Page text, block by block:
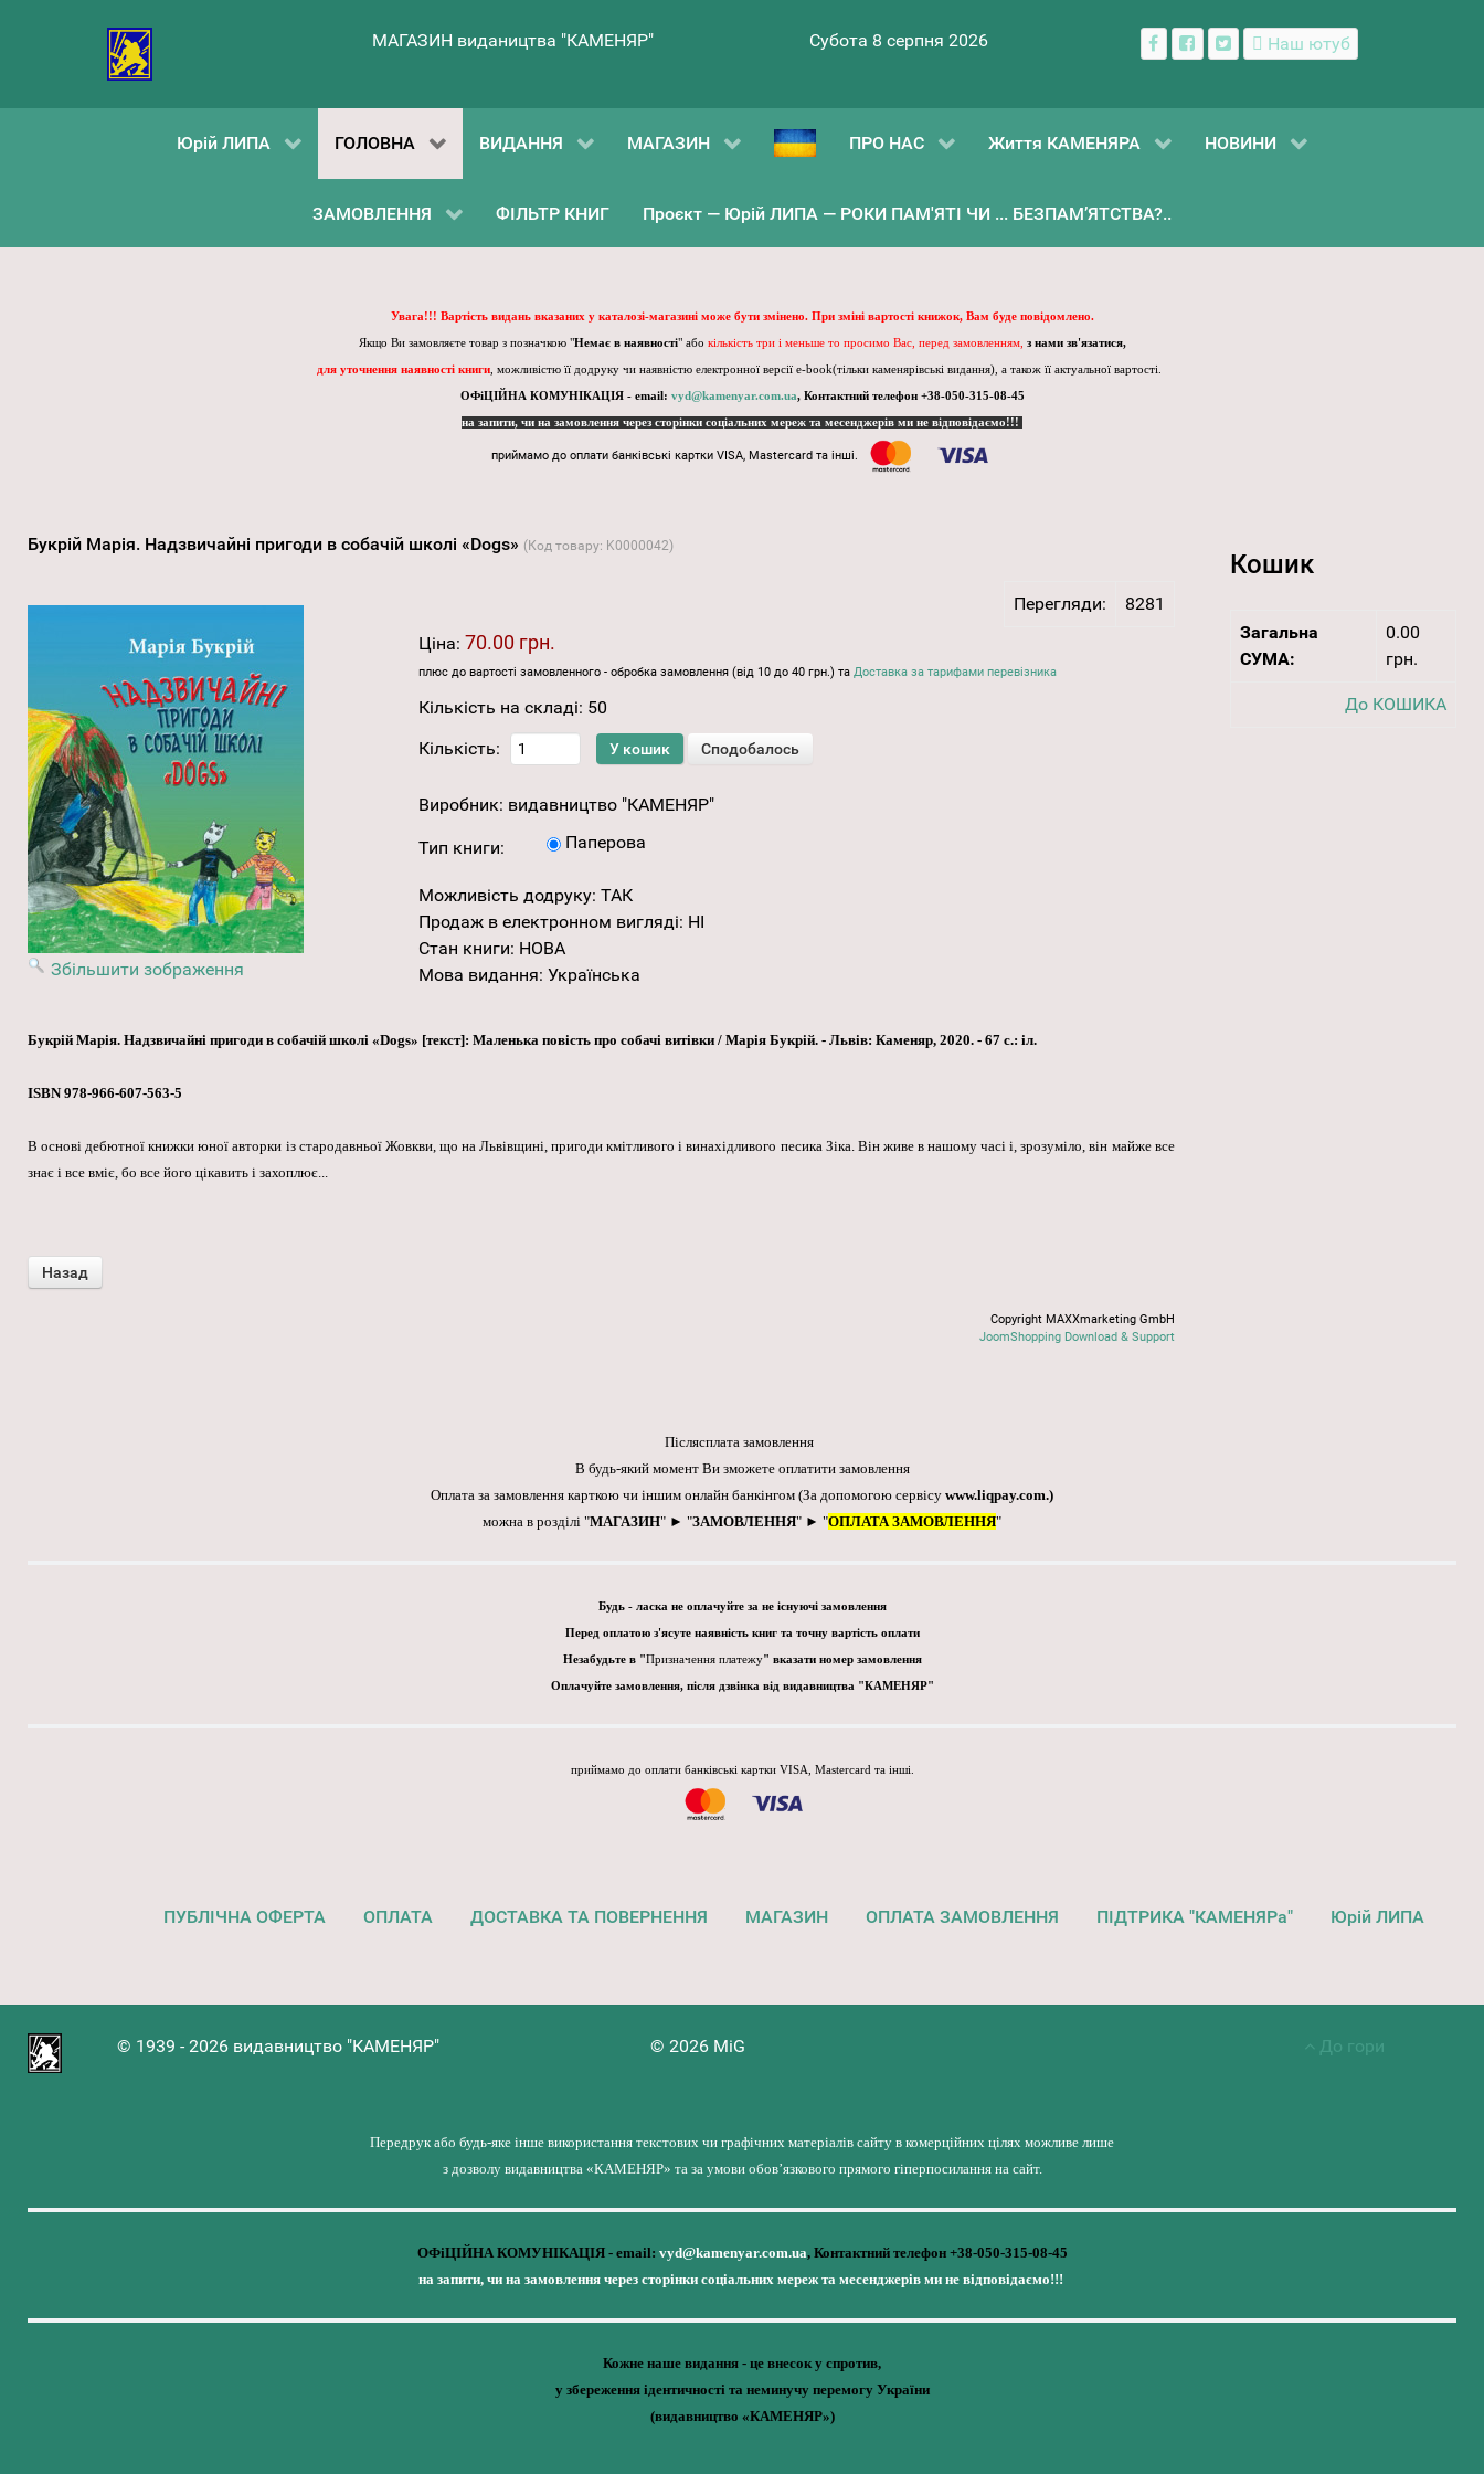
МАГАЗИН видаництва "КАМЕНЯР" Субота 8 серпня 2026 Наш ютуб
Юрій ЛИПА ГОЛОВНА ВИДАННЯ МАГАЗИН ПРО НАС Життя КАМЕНЯРА НОВИНИ
ЗАМОВЛЕННЯ ФІЛЬТР КНИГ Проєкт — Юрій ЛИПА — РОКИ ПАМ'ЯТІ ЧИ ... БЕЗПАМ’ЯТСТВА?..
Увага!!! Вартість видань вказаних у каталозі-магазині може бути змінено. При зміні вартості книжок, Вам буде повідомлено.
Якщо Ви замовляєте товар з позначкою "Немає в наявності" або кількість три і меньше то просимо Вас, перед замовленням, з нами зв'язатися,
для уточнення наявності книги, можливістю її додруку чи наявністю електронної версії e-book(тільки каменярівські видання), а також її актуальної вартості.
ОФіЦІЙНА КОМУНІКАЦІЯ - email: vyd@kamenyar.com.ua, Контактний телефон +38-050-315-08-45
на запити, чи на замовлення через сторінки соціальних мереж та месенджерів ми не відповідаємо!!!
приймамо до оплати банківські картки VISA, Mastercard та інші.
Букрій Марія. Надзвичайні пригоди в собачій школі «Dogs» (Код товару: K0000042)
Перегляди: 8281
Збільшити зображення
Ціна: 70.00 грн.
плюс до вартості замовленного - обробка замовлення (від 10 до 40 грн.) та Доставка за тарифами перевізника
Кількість на складі: 50
Кількість:
Виробник: видавництво "КАМЕНЯР"
Тип книги: Паперова
Можливість додруку: ТАК
Продаж в електронном вигляді: НІ
Стан книги: НОВА
Мова видання: Українська
Букрій Марія. Надзвичайні пригоди в собачій школі «Dogs» [текст]: Маленька повість про собачі витівки / Марія Букрій. - Львів: Каменяр, 2020. - 67 с.: іл.
ISBN 978-966-607-563-5
В основі дебютної книжки юної авторки із стародавньої Жовкви, що на Львівщині, пригоди кмітливого і винахідливого песика Зіка. Він живе в нашому часі і, зрозуміло, він майже все
знає і все вміє, бо все його цікавить і захоплює...
Copyright MAXXmarketing GmbH
JoomShopping Download & Support
Кошик
Загальна
СУМА:
0.00
грн.
До КОШИКА
Післясплата замовлення
В будь-який момент Ви зможете оплатити замовлення
Оплата за замовлення карткою чи іншим онлайн банкінгом (За допомогою сервісу www.liqpay.com.)
можна в розділі "МАГАЗИН" ► "ЗАМОВЛЕННЯ" ► "ОПЛАТА ЗАМОВЛЕННЯ"
Будь - ласка не оплачуйте за не існуючі замовлення
Перед оплатою з'ясуте наявність книг та точну вартість оплати
Незабудьте в "Призначення платежу" вказати номер замовлення
Оплачуйте замовлення, після дзвінка від видавництва "КАМЕНЯР"
приймамо до оплати банківські картки VISA, Mastercard та інші.
ПУБЛІЧНА ОФЕРТА ОПЛАТА ДОСТАВКА ТА ПОВЕРНЕННЯ МАГАЗИН ОПЛАТА ЗАМОВЛЕННЯ ПІДТРИКА "КАМЕНЯРа" Юрій ЛИПА
© 1939 - 2026 видавництво "КАМЕНЯР" © 2026 MiG До гори
Передрук або будь-яке інше використання текстових чи графічних матеріалів сайту в комерційних цілях можливе лише
з дозволу видавництва «КАМЕНЯР» та за умови обов’язкового прямого гіперпосилання на сайт.
ОФіЦІЙНА КОМУНІКАЦІЯ - email: vyd@kamenyar.com.ua, Контактний телефон +38-050-315-08-45
на запити, чи на замовлення через сторінки соціальних мереж та месенджерів ми не відповідаємо!!!
Кожне наше видання - це внесок у спротив,
у збереження ідентичності та неминучу перемогу України
(видавництво «КАМЕНЯР»)